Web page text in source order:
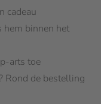
cadeau
hem binnen het
arts toe
Rond de bestelling